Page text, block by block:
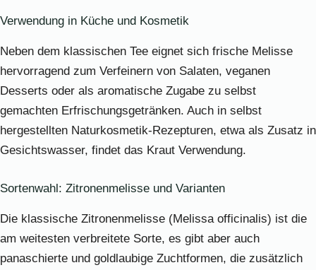
Verwendung in Küche und Kosmetik
Neben dem klassischen Tee eignet sich frische Melisse
hervorragend zum Verfeinern von Salaten, veganen
Desserts oder als aromatische Zugabe zu selbst
gemachten Erfrischungsgetränken. Auch in selbst
hergestellten Naturkosmetik-Rezepturen, etwa als Zusatz in
Gesichtswasser, findet das Kraut Verwendung.
Sortenwahl: Zitronenmelisse und Varianten
Die klassische Zitronenmelisse (Melissa officinalis) ist die
am weitesten verbreitete Sorte, es gibt aber auch
panaschierte und goldlaubige Zuchtformen, die zusätzlich